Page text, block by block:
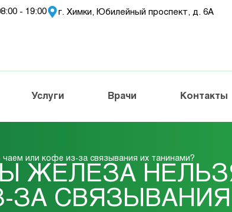
- 19:00 г. Химки, Юбилейный проспект, д. 6А
Услуги Врачи Контакты
или кофе из-за связывания их танинами?
ЖЕЛЕЗА
ЗА